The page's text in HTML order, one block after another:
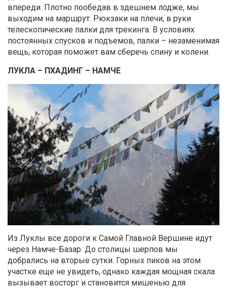
впереди. Плотно пообедав в здешнем лодже, мы
выходим на маршрут. Рюкзаки на плечи, в руки
телескопические палки для трекинга. В условиях
постоянных спусков и подъемов, палки – незаменимая
вещь, которая поможет вам сберечь спину и колени.
ЛУКЛА – ПХАДИНГ – НАМЧЕ
Из Луклы все дороги к Самой Главной Вершине идут
через Намче-Базар. До столицы шерпов мы
добрались на вторые сутки. Горных пиков на этом
участке еще не увидеть, однако каждая мощная скала
вызывает восторг и становится мишенью для